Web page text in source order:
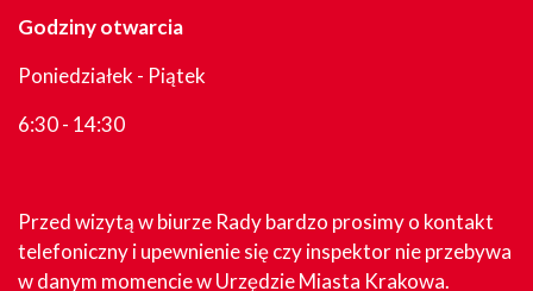
Godziny otwarcia
Poniedziałek - Piątek
6:30 - 14:30
Przed wizytą w biurze Rady bardzo prosimy o kontakt
telefoniczny i upewnienie się czy inspektor nie przebywa
w danym momencie w Urzędzie Miasta Krakowa.